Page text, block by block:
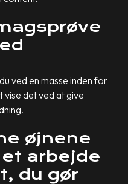
ved en masse inden for
det ved at give
øjnene
arbejde
du gør